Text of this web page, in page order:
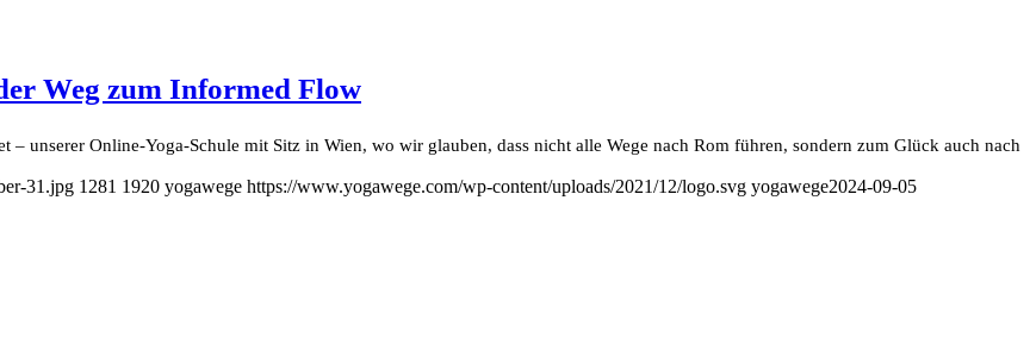
Weg zum Informed Flow
unserer Online-Yoga-Schule mit Sitz in Wien, wo wir glauben, dass nicht alle Wege nach Rom führen, sondern zum Glück auch nach
31.jpg 1281 1920 yogawege https://www.yogawege.com/wp-content/uploads/2021/12/logo.svg yogawege2024-09-05